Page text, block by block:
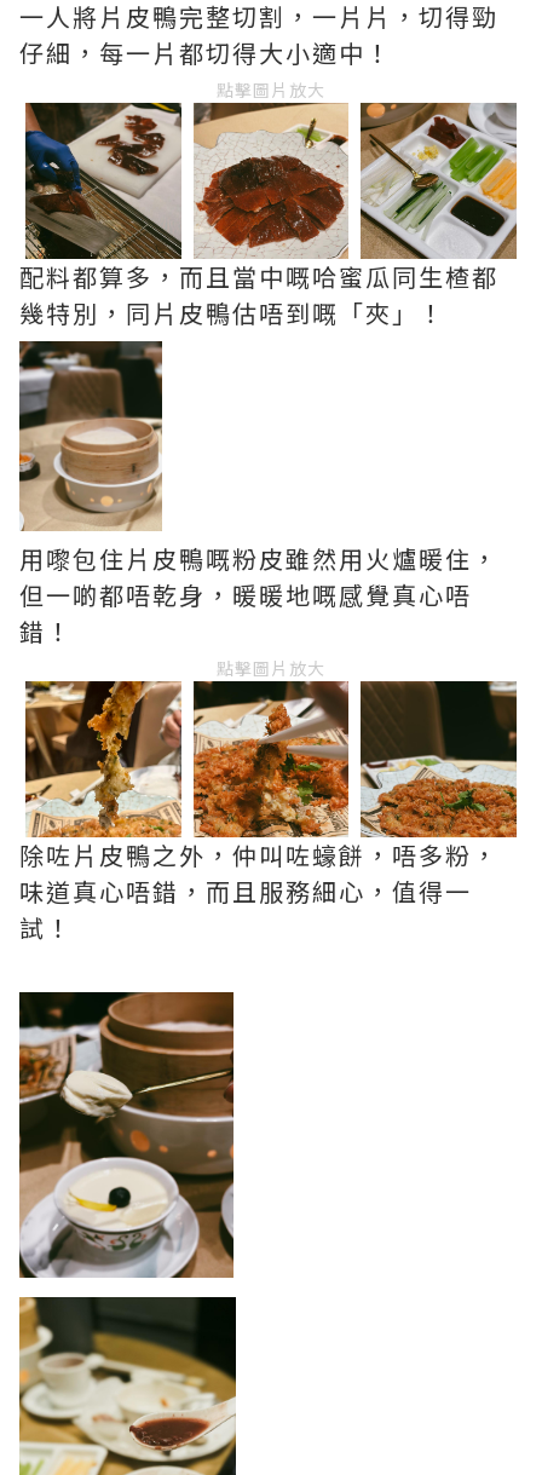
一人將片皮鴨完整切割，一片片，切得勁
仔細，每一片都切得大小適中！
點擊圖片放大
配料都算多，而且當中嘅哈蜜瓜同生楂都
幾特別，同片皮鴨估唔到嘅「夾」！
用嚟包住片皮鴨嘅粉皮雖然用火爐暖住，
但一啲都唔乾身，暖暖地嘅感覺真心唔
錯！
點擊圖片放大
除咗片皮鴨之外，仲叫咗蠔餅，唔多粉，
味道真心唔錯，而且服務細心，值得一
試！